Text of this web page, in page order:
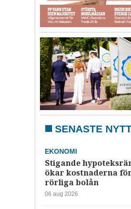
SENASTE
EKONOMI
Stigande
ökar kostnaderna
rörliga bolån
06 aug 2026